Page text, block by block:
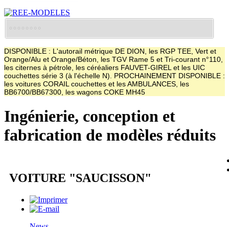
DISPONIBLE : L'autorail métrique DE DION, les RGP TEE, Vert et
Orange/Alu et Orange/Béton, les TGV Rame 5 et Tri-courant n°110,
les citernes à pétrole, les céréaliers FAUVET-GIREL et les UIC
couchettes série 3 (à l'échelle N). PROCHAINEMENT DISPONIBLE :
les voitures CORAIL couchettes et les AMBULANCES, les
BB6700/BB67300, les wagons COKE MH45
Ingénierie, conception et
fabrication de modèles réduits
VOITURE "SAUCISSON"